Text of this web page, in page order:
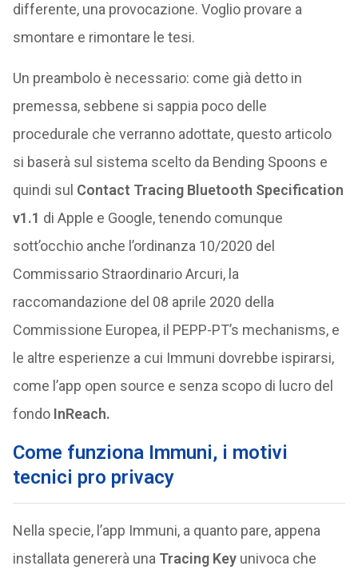
differente, una provocazione. Voglio provare a
smontare e rimontare le tesi.
Un preambolo è necessario: come già detto in
premessa, sebbene si sappia poco delle
procedurale che verranno adottate, questo articolo
si baserà sul sistema scelto da Bending Spoons e
quindi sul Contact Tracing Bluetooth Specification
v1.1 di Apple e Google, tenendo comunque
sott’occhio anche l’ordinanza 10/2020 del
Commissario Straordinario Arcuri, la
raccomandazione del 08 aprile 2020 della
Commissione Europea, il PEPP-PT’s mechanisms, e
le altre esperienze a cui Immuni dovrebbe ispirarsi,
come l’app open source e senza scopo di lucro del
fondo InReach.
Come funziona Immuni, i motivi
tecnici pro privacy
Nella specie, l’app Immuni, a quanto pare, appena
installata genererà una Tracing Keyunivoca che